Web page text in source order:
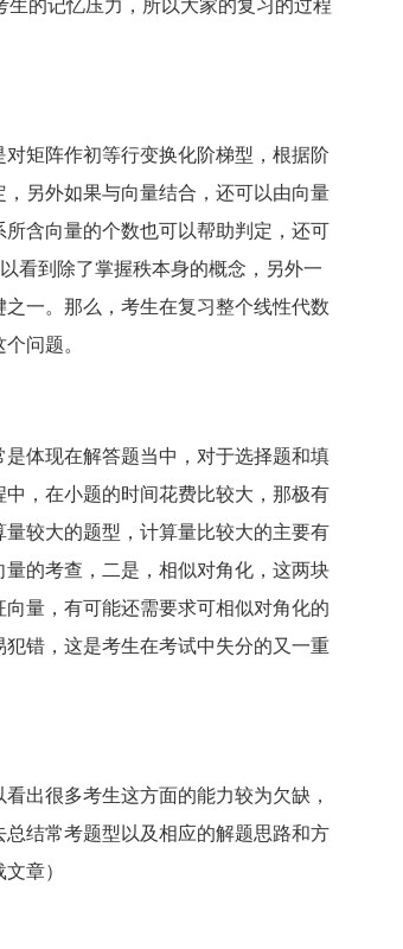
矩阵作初等行变换化阶梯型，根据阶
另外如果与向量结合，还可以由向量
含向量的个数也可以帮助判定，还可
看到除了掌握秩本身的概念，另外一
一。那么，考生在复习整个线性代数
问题。
体现在解答题当中，对于选择题和填
，在小题的时间花费比较大，那极有
较大的题型，计算量比较大的主要有
的考查，二是，相似对角化，这两块
量，有可能还需要求可相似对角化的
错，这是考生在考试中失分的又一重
出很多考生这方面的能力较为欠缺，
结常考题型以及相应的解题思路和方
章）